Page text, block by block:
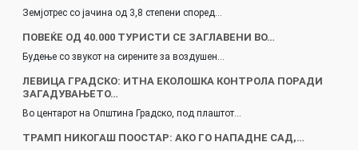
Земјотрес со јачина од 3,8 степени според…
ПОВЕЌЕ ОД 40.000 ТУРИСТИ СЕ ЗАГЛАВЕНИ ВО…
Будење со звукот на сирените за воздушен…
ЛЕВИЦА ГРАДСКО: ИТНА ЕКОЛОШКА КОНТРОЛА ПОРАДИ
ЗАГАДУВАЊЕТО…
Во центарот на Општина Градско, под плаштот…
ТРАМП НИКОГАШ ПООСТАР: АКО ГО НАПАДНЕ САД,…